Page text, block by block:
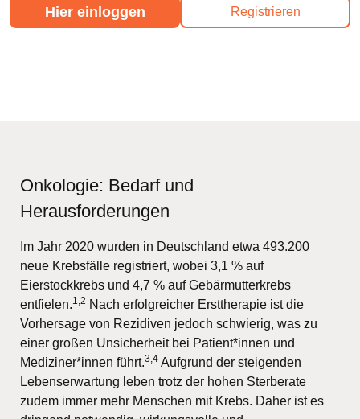
Hier einloggen Registrieren
Onkologie: Bedarf und
Herausforderungen
Im Jahr 2020 wurden in Deutschland etwa 493.200
neue Krebsfälle registriert, wobei 3,1 % auf
Eierstockkrebs und 4,7 % auf Gebärmutterkrebs
entfielen.1,2 Nach erfolgreicher Ersttherapie ist die
Vorhersage von Rezidiven jedoch schwierig, was zu
einer großen Unsicherheit bei Patient*innen und
Mediziner*innen führt.3,4 Aufgrund der steigenden
Lebenserwartung leben trotz der hohen Sterberate
zudem immer mehr Menschen mit Krebs. Daher ist es